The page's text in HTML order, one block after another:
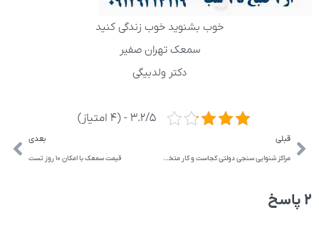
خوب بشنوید خوب زندگی کنید
سمعک تهران صفیر
دکتر ولدبیگی
3.2/5 - (4 امتیاز)
قبلی
مراکز شنوایی سنجی دولتی کجاست و کار متخصص شنوايي سنجي چیست
بعدی
قیمت سمعک با امکان 10 روز تست
2 پاسخ